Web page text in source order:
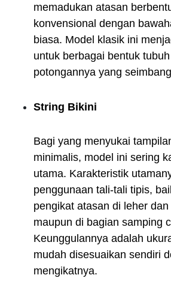
memadukan atasan
konvensional dengan
biasa. Model klasik ini
untuk berbagai bentuk
potongannya yang
String Bikini
Bagi yang menyukai
minimalis, model ini sering
utama. Karakteristik
penggunaan tali-tali tipis,
pengikat atasan di leher
maupun di bagian samping
Keunggulannya adalah
mudah disesuaikan sendiri
mengikatnya.